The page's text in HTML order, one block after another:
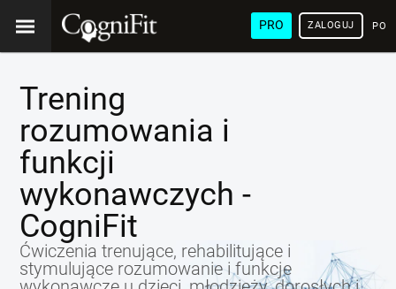
PRO ZALOGUJ
Trening
rozumowania i
funkcji
wykonawczych -
CogniFit
Ćwiczenia trenujące, rehabilitujące i
stymulujące rozumowanie i funkcje